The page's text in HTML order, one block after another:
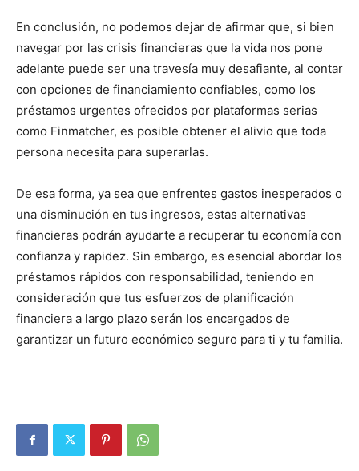
En conclusión, no podemos dejar de afirmar que, si bien
navegar por las crisis financieras que la vida nos pone
adelante puede ser una travesía muy desafiante, al contar
con opciones de financiamiento confiables, como los
préstamos urgentes ofrecidos por plataformas serias
como Finmatcher, es posible obtener el alivio que toda
persona necesita para superarlas.
De esa forma, ya sea que enfrentes gastos inesperados o
una disminución en tus ingresos, estas alternativas
financieras podrán ayudarte a recuperar tu economía con
confianza y rapidez. Sin embargo, es esencial abordar los
préstamos rápidos con responsabilidad, teniendo en
consideración que tus esfuerzos de planificación
financiera a largo plazo serán los encargados de
garantizar un futuro económico seguro para ti y tu familia.